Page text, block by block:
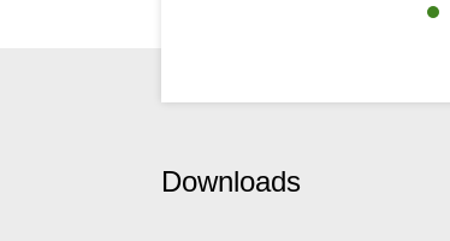
Downloads